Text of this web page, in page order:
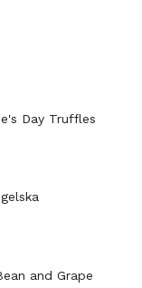
Day Truffles
and Grape